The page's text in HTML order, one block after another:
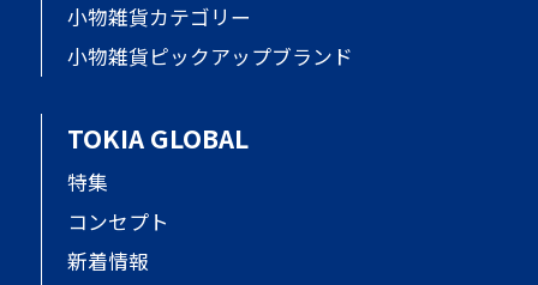
小物雑貨カテゴリー
小物雑貨ピックアップブランド
TOKIA GLOBAL
特集
コンセプト
新着情報